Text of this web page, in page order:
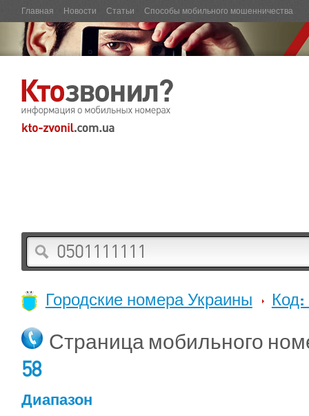
Главная Новости Статьи Способы мобильного мошенничества
Городские номера Украины Код:
Страница мобильного
58
Диапазон